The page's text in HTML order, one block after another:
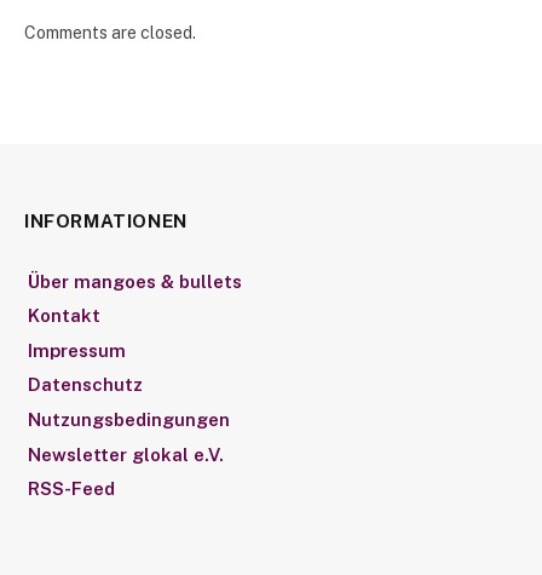
Comments are closed.
INFORMATIONEN
Über mangoes & bullets
Kontakt
Impressum
Datenschutz
Nutzungsbedingungen
Newsletter glokal e.V.
RSS-Feed